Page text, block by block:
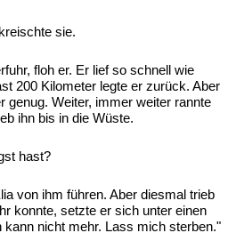
sie.
floh er. Er lief so schnell wie
200 Kilometer legte er zurück. Aber
genug. Weiter, immer weiter rannte
ihn bis in die Wüste.
hast?
von ihm führen. Aber diesmal trieb
konnte, setzte er sich unter einen
kann nicht mehr. Lass mich sterben."